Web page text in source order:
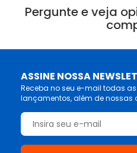
Pergunte e veja
ASSINE NOSSA
Receba no seu e-mail todas
lançamentos, além de nossas